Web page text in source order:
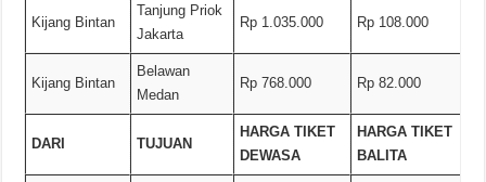
Kijang Bintan
Tanjung Priok
Jakarta
Rp 1.035.000 Rp 108.000
Kijang Bintan
Belawan
Medan
Rp 768.000 Rp 82.000
DARI TUJUAN
HARGA TIKET
DEWASA
HARGA TIKET
BALITA